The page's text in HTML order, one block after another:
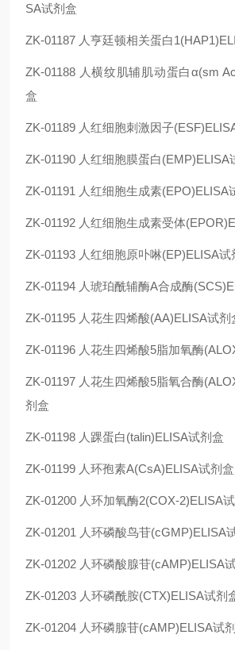
SA试剂盒
ZK-01187 人亨廷顿相关蛋白
ZK-01188 人横纹肌辅肌动蛋白α(sm
盒
ZK-01189 人红细胞刺激因子
ZK-01190 人红细胞膜蛋白(EMP)ELISA
ZK-01191 人红细胞生成素(EPO)ELISA
ZK-01192 人红细胞生成素受体
ZK-01193 人红细胞原卟啉(EP)ELISA试
ZK-01194 人琥珀酰辅酶A合成酶
ZK-01195 人花生四烯酸(AA)ELISA试剂
ZK-01196 人花生四烯酸5脂加氧酶
ZK-01197 人花生四烯酸5脂氧合酶
剂盒
ZK-01198 人踝蛋白(talin)ELISA试剂盒
ZK-01199 人环孢素A(CsA)ELISA试剂盒
ZK-01200 人环加氧酶2(COX-2)ELISA
ZK-01201 人环磷酸鸟苷(cGMP)ELISA
ZK-01202 人环磷酸腺苷(cAMP)ELISA
ZK-01203 人环磷酰胺(CTX)ELISA试剂
ZK-01204 人环磷腺苷(cAMP)ELISA试